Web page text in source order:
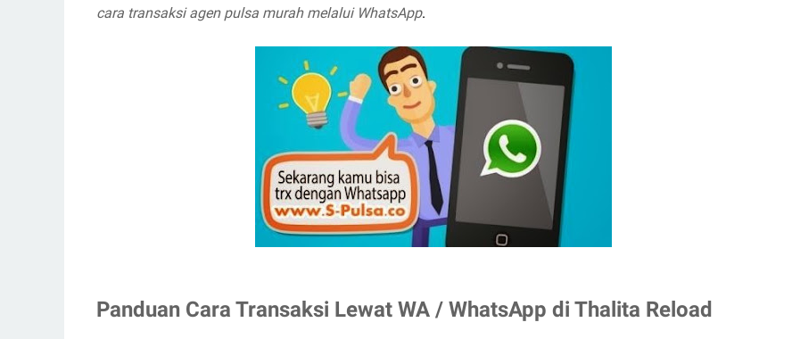
cara transaksi agen pulsa murah melalui WhatsApp.
Panduan Cara Transaksi Lewat WA / WhatsApp di Thalita Reload